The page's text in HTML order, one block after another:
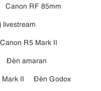
Canon RF 85mm
livestream
Canon R5 Mark II
Đèn amaran
II
Đèn Godox